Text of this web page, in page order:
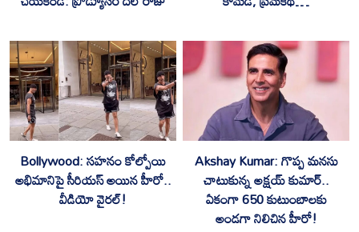
‎Bollywood: సహనం కోల్పోయి
అభిమానిపై సీరియస్ అయిన హీరో..
వీడియో వైరల్!
‎Akshay Kumar: గొప్ప మనసు
చాటుకున్న అక్షయ్ కుమార్..
ఏకంగా 650 కుటుంబాలకు
అండగా నిలిచిన హీరో!